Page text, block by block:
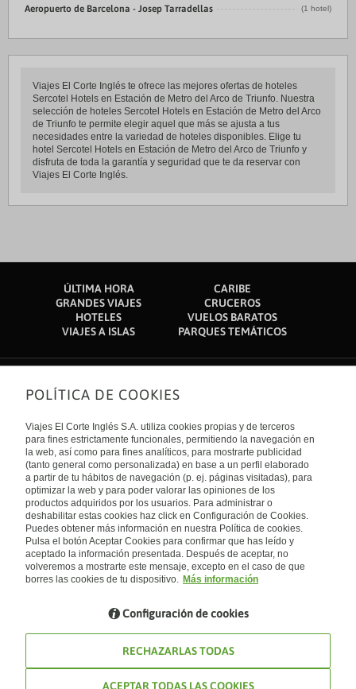
Aeropuerto de Barcelona - Josep Tarradellas (1 hotel)
Viajes El Corte Inglés te ofrece las mejores ofertas de hoteles
Sercotel Hotels en Estación de Metro del Arco de Triunfo. Nuestra
selección de hoteles Sercotel Hotels en Estación de Metro del Arco
de Triunfo te permite elegir aquel que más se ajusta a tus
necesidades entre la variedad de hoteles disponibles. Elige tu
hotel Sercotel Hotels en Estación de Metro del Arco de Triunfo y
disfruta de toda la garantía y seguridad que te da reservar con
Viajes El Corte Inglés.
ÚLTIMA HORA
CARIBE
GRANDES VIAJES
CRUCEROS
HOTELES
VUELOS BARATOS
VIAJES A ISLAS
PARQUES TEMÁTICOS
Sobre nosotros
Quiénes somos
Financiación
Sostenibilidad
Turismo accesible
Tarjeta El Corte Inglés
Trabaja con nosotros
El Corte Inglés
Canal Ético
Enlaces de interés
Guías de viaje
Catálogos
Auto check-in
Condiciones Generales
Política de privacidad
Política de cookies
Accesibilidad
Empresas/ Grupos
Internacional
España
Visita nuestro blog
Blog de Viajes el Corte inglés
POLÍTICA DE COOKIES
Viajes El Corte Inglés S.A. utiliza cookies propias y de terceros
para fines estrictamente funcionales, permitiendo la navegación en
la web, así como para fines analíticos, para mostrarte publicidad
(tanto general como personalizada) en base a un perfil elaborado
a partir de tu hábitos de navegación (p. ej. páginas visitadas), para
optimizar la web y para poder valorar las opiniones de los
productos adquiridos por los usuarios. Para administrar o
deshabilitar estas cookies haz click en Configuración de Cookies.
Puedes obtener más información en nuestra Política de cookies.
Pulsa el botón Aceptar Cookies para confirmar que has leído y
aceptado la información presentada. Después de aceptar, no
volveremos a mostrarte este mensaje, excepto en el caso de que
borres las cookies de tu dispositivo. Más información
Configuración de cookies
RECHAZARLAS TODAS
ACEPTAR TODAS LAS COOKIES